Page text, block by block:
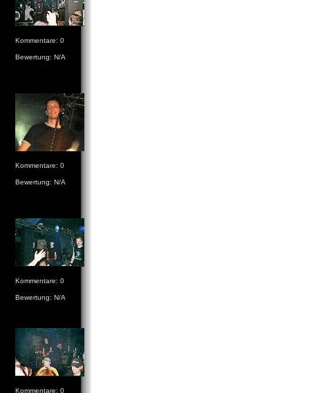
Kommentare: 0
Bewertung: N/A
Kommentare: 0
Bewertung: N/A
Kommentare: 0
Bewertung: N/A
Kommentare: 0